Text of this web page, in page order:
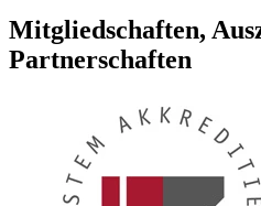
Mitgliedschaften,
Partnerschaften